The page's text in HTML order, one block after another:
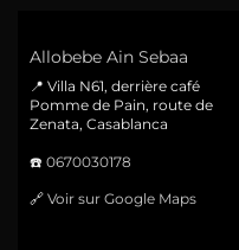
Allobebe Ain Sebaa
📍 Villa N61, derrière café
Pomme de Pain, route de
Zenata, Casablanca
☎️ 0670030178
🔗 Voir sur Google Maps